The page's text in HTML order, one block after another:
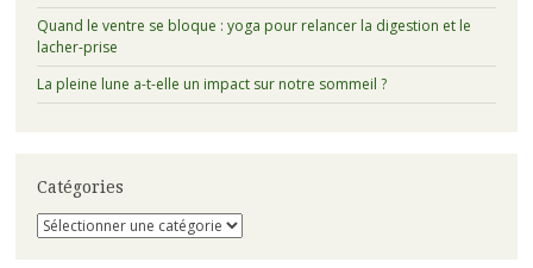
Quand le ventre se bloque : yoga pour relancer la digestion et le
lacher-prise
La pleine lune a-t-elle un impact sur notre sommeil ?
Catégories
Catégories